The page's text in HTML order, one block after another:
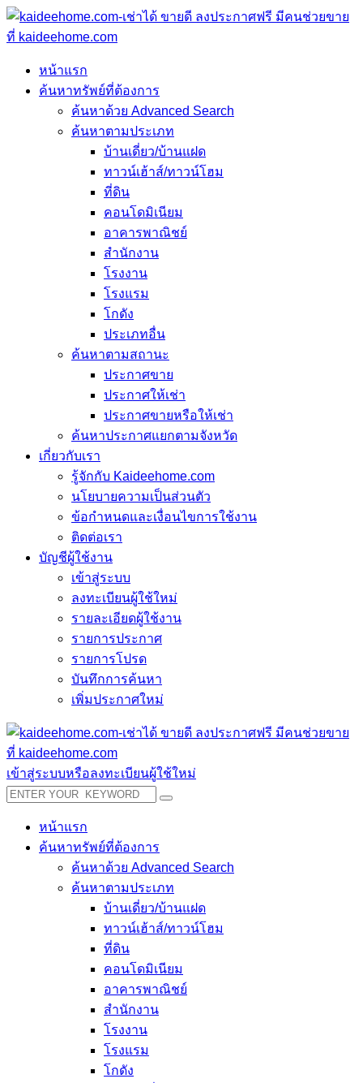
หน้าแรก
ค้นหาทรัพย์ที่ต้องการ
ค้นหาด้วย Advanced Search
ค้นหาตามประเภท
บ้านเดี่ยว/บ้านแฝด
ทาวน์เฮ้าส์/ทาวน์โฮม
ที่ดิน
คอนโดมิเนียม
อาคารพาณิชย์
สำนักงาน
โรงงาน
โรงแรม
โกดัง
ประเภทอื่น
ค้นหาตามสถานะ
ประกาศขาย
ประกาศให้เช่า
ประกาศขายหรือให้เช่า
ค้นหาประกาศแยกตามจังหวัด
เกี่ยวกับเรา
รู้จักกับ Kaideehome.com
นโยบายความเป็นส่วนตัว
ข้อกำหนดและเงื่อนไขการใช้งาน
ติดต่อเรา
บัญชีผู้ใช้งาน
เข้าสู่ระบบ
ลงทะเบียนผู้ใช้ใหม่
รายละเอียดผู้ใช้งาน
รายการประกาศ
รายการโปรด
บันทึกการค้นหา
เพิ่มประกาศใหม่
เข้าสู่ระบบหรือลงทะเบียนผู้ใช้ใหม่
หน้าแรก
ค้นหาทรัพย์ที่ต้องการ
ค้นหาด้วย Advanced Search
ค้นหาตามประเภท
บ้านเดี่ยว/บ้านแฝด
ทาวน์เฮ้าส์/ทาวน์โฮม
ที่ดิน
คอนโดมิเนียม
อาคารพาณิชย์
สำนักงาน
โรงงาน
โรงแรม
โกดัง